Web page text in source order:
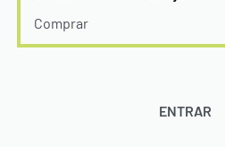
Comprar
ENTRAR